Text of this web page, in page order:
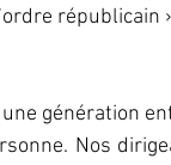
républicain
génération